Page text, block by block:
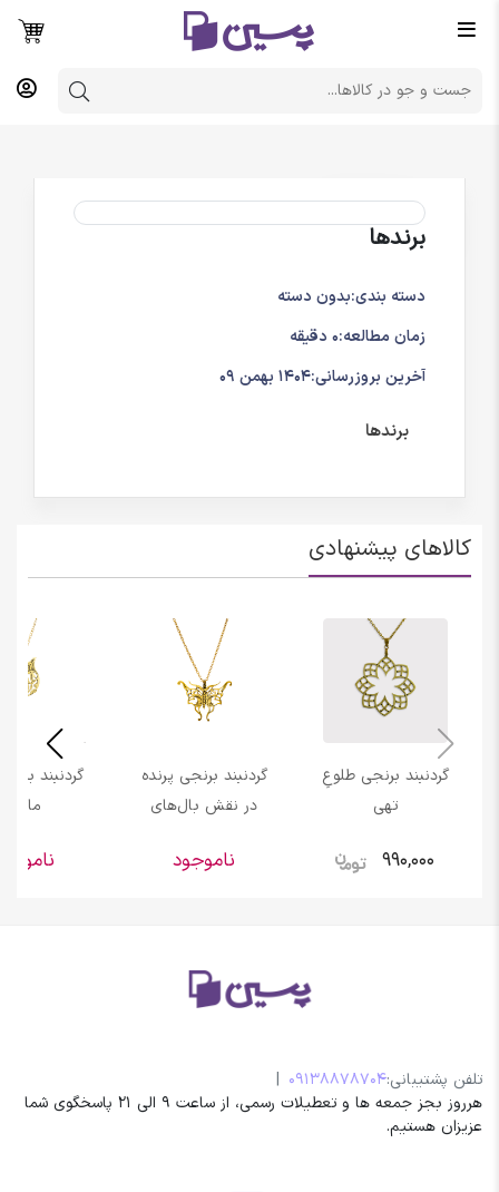
برندها
دسته بندی:بدون دسته
زمان مطالعه:0 دقیقه
آخرین بروزرسانی:1404 بهمن 09
برندها
کالاهای پیشنهادی
گردنبند برنجی طلوعِ
تهی
990,000
گردنبند برنجی پرنده
در نقش بال‌های
ناموجود
گردنبند
ماهی
تلفن پشتیبانی:09138878704
|
هرروز بجز جمعه ها و تعطیلات رسمی، از ساعت 9 الی 21 پاسخگوی شما
عزیزان هستیم.